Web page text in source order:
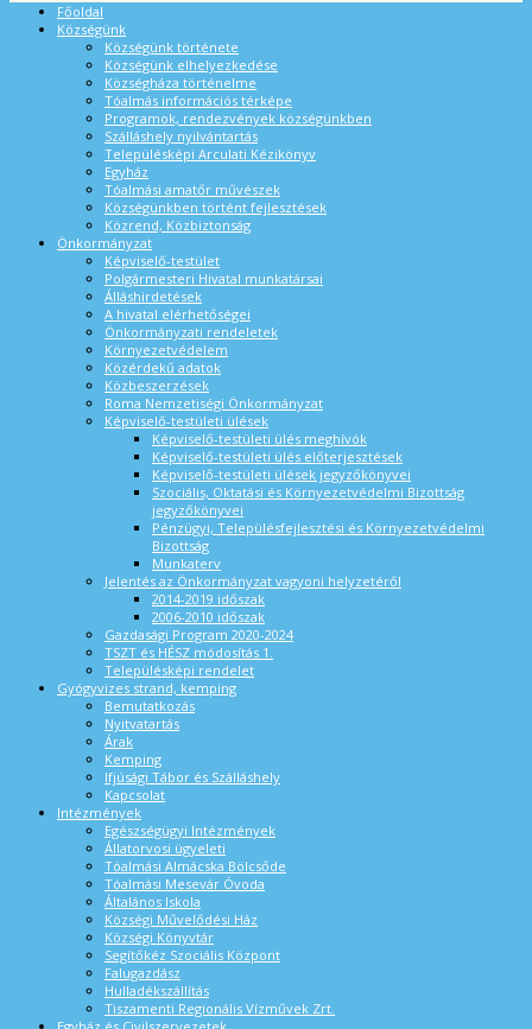
Főoldal
Községünk
Községünk története
Községünk elhelyezkedése
Községháza történelme
Tóalmás információs térképe
Programok, rendezvények községünkben
Szálláshely nyilvántartás
Településképi Arculati Kézikönyv
Egyház
Tóalmási amatőr művészek
Községünkben történt fejlesztések
Közrend, Közbiztonság
Önkormányzat
Képviselő-testület
Polgármesteri Hivatal munkatársai
Álláshirdetések
A hivatal elérhetőségei
Önkormányzati rendeletek
Környezetvédelem
Közérdekű adatok
Közbeszerzések
Roma Nemzetiségi Önkormányzat
Képviselő-testületi ülések
Képviselő-testületi ülés meghívók
Képviselő-testületi ülés előterjesztések
Képviselő-testületi ülések jegyzőkönyvei
Szociális, Oktatási és Környezetvédelmi Bizottság
jegyzőkönyvei
Pénzügyi, Településfejlesztési és Környezetvédelmi
Bizottság
Munkaterv
Jelentés az Önkormányzat vagyoni helyzetéről
2014-2019 időszak
2006-2010 időszak
Gazdasági Program 2020-2024
TSZT és HÉSZ módosítás 1.
Településképi rendelet
Gyógyvizes strand, kemping
Bemutatkozás
Nyitvatartás
Árak
Kemping
Ifjúsági Tábor és Szálláshely
Kapcsolat
Intézmények
Egészségügyi Intézmények
Állatorvosi ügyeleti
Tóalmási Almácska Bölcsőde
Tóalmási Mesevár Óvoda
Általános Iskola
Községi Művelődési Ház
Községi Könyvtár
Segítőkéz Szociális Központ
Falugazdász
Hulladékszállítás
Tiszamenti Regionális Vízművek Zrt.